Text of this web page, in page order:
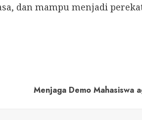
dan mampu menjadi
Menjaga Demo Mahasiswa